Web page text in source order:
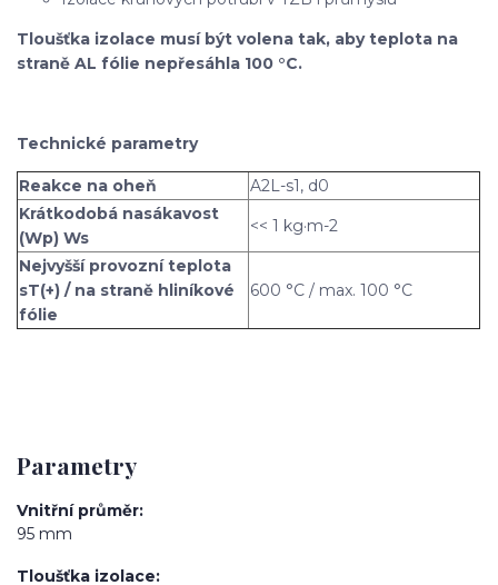
Tloušťka izolace musí být volena tak, aby teplota na
straně AL fólie nepřesáhla 100 °C.
Technické parametry
Reakce na oheň
A2L-s1, d0
Krátkodobá nasákavost
(Wp) Ws
<< 1 kg·m-2
Nejvyšší provozní teplota
sT(+) / na straně hliníkové
fólie
600 °C / max. 100 °C
Parametry
Vnitřní průměr
95 mm
Tloušťka izolace